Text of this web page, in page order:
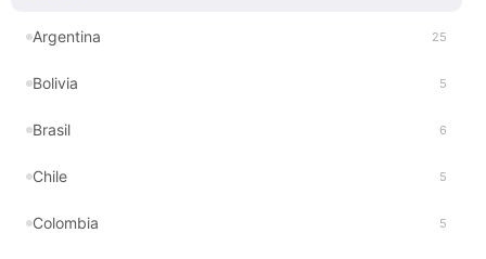
Argentina 25
Bolivia 5
Brasil 6
Chile 5
Colombia 5